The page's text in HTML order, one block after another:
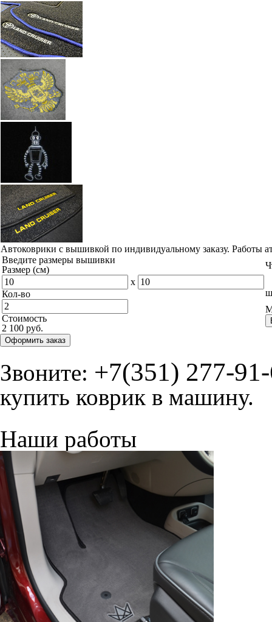
Автоковрики с вышивкой по индивидуальному заказу. Работы
Введите размеры вышивки
Размер (см)
x
Кол-во
Стоимость
2 100 руб.
Оформить заказ
Звоните: +7(351) 277-
купить коврик в машину.
Наши работы